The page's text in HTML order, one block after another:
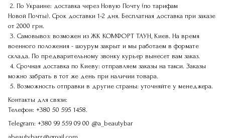
2. По Украине: доставка через Новую Почту (по тарифам
Новой Почты). Срок доставки 1-2 дня. Бесплатная доставка при заказе
от 2000 грн.
3. Самовывоз: возможен из ЖК КОМФОРТ ТАУН, Киев. На время
военного положения - шоурум закрыт и мы работаем в формате
склада. По предварительному звонку курьер вынесет вам заказ.
4. Срочная доставка по Киеву: отправляем заказы на такси. Заказы
можно забрать в тот же день при наличии товара.
5. Возможность отправки в другие страны: уточняйте у менеджера.
Контакты для связи:
Телефон: +380 50 595 1458.
Telegram: +380 99 559 09 00 @a_beautybar